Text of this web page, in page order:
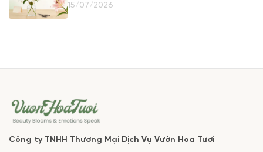
15/07/2026
Công ty TNHH Thương Mại Dịch Vụ Vườn Hoa Tươi